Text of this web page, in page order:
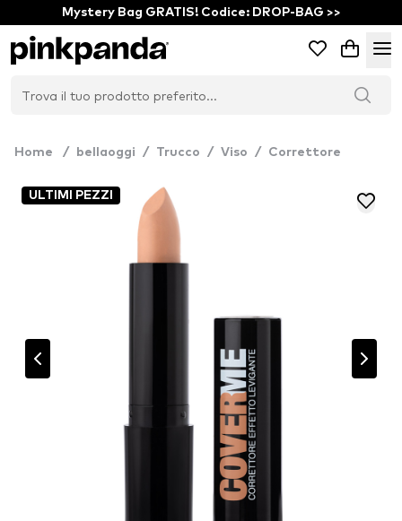
Mystery Bag GRATIS! Codice: DROP-BAG >>
Home / bellaoggi / Trucco / Viso / Correttore
ULTIMI PEZZI